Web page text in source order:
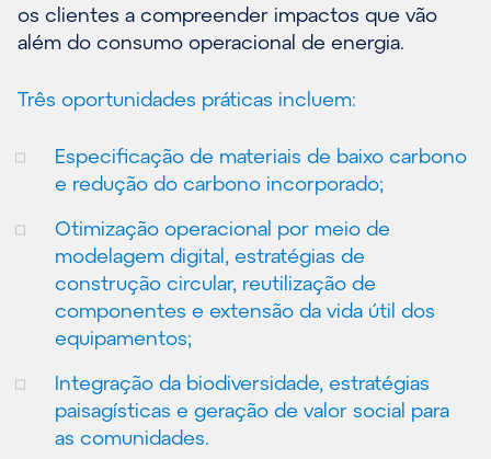
os clientes a compreender impactos que vão
além do consumo operacional de energia.
Três oportunidades práticas incluem:
Especificação de materiais de baixo carbono
e redução do carbono incorporado;
Otimização operacional por meio de
modelagem digital, estratégias de
construção circular, reutilização de
componentes e extensão da vida útil dos
equipamentos;
Integração da biodiversidade, estratégias
paisagísticas e geração de valor social para
as comunidades.